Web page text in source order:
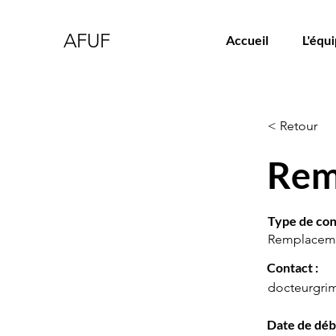
AFUF Accueil
< Retour
Contact :
Type de
Date de